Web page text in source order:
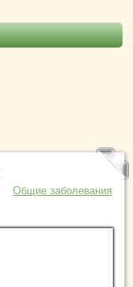
Общие заболевания